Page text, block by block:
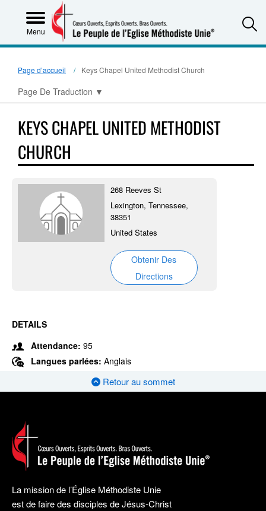
Menu
Page d’accueil Keys Chapel United Methodist Church
Page De Traduction ▼
KEYS CHAPEL UNITED METHODIST
CHURCH
268 Reeves St
Lexington, Tennessee,
38351
United States
Obtenir Des
Directions
DETAILS
Attendance: 95
Langues parlées: Anglais
Retour au sommet
La mission de l’Église Méthodiste Unie
est de faire des disciples de Jésus-Christ